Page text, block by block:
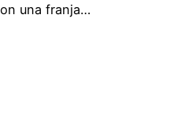
una franja…